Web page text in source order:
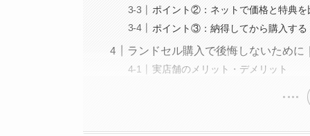
ポイント②：ネットで価格と特典を
ポイント③：納得してから購入する
ランドセル購入で後悔しないために
実店舗のメリット・デメリット